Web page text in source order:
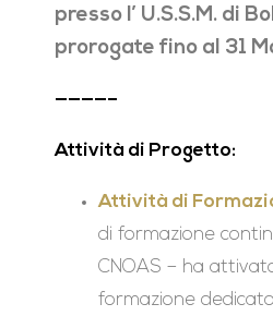
presso l’ U.S.S.M. di
prorogate fino al 31
————–
Attività di Progetto:
Attività di
di formazione
CNOAS – ha
formazione